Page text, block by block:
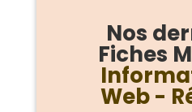
Nos
Fiches
Web -